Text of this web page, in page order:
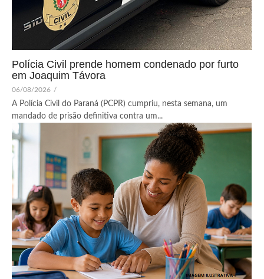
Polícia Civil prende homem condenado por furto
em Joaquim Távora
06/08/2026 /
A Polícia Civil do Paraná (PCPR) cumpriu, nesta semana, um
mandado de prisão definitiva contra um...